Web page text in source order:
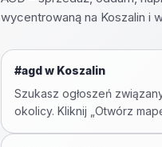
wycentrowaną na Koszalin i
#agdw Koszalin
Szukasz ogłoszeń
okolicy. Kliknij „Otwórz